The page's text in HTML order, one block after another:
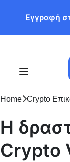
Εγγραφή
Home Crypto
Η
Crypto